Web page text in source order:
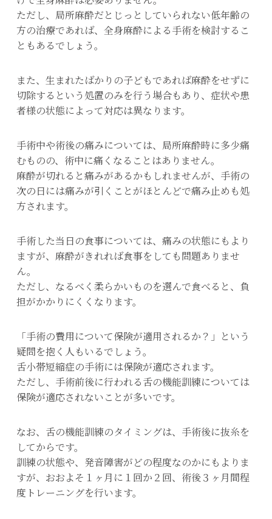
ただし、局所麻酔だとじっとしていられない低年齢の
方の治療であれば、全身麻酔による手術を検討するこ
ともあるでしょう。
また、生まれたばかりの子どもであれば麻酔をせずに
切除するという処置のみを行う場合もあり、症状や患
者様の状態によって対応は異なります。
手術中や術後の痛みについては、局所麻酔時に多少痛
むものの、術中に痛くなることはありません。
麻酔が切れると痛みがあるかもしれませんが、手術の
次の日には痛みが引くことがほとんどで痛み止めも処
方されます。
手術した当日の食事については、痛みの状態にもより
ますが、麻酔がきれれば食事をしても問題ありませ
ん。
ただし、なるべく柔らかいものを選んで食べると、負
担がかかりにくくなります。
「手術の費用について保険が適用されるか？」という
疑問を抱く人もいるでしょう。
舌小帯短縮症の手術には保険が適応されます。
ただし、手術前後に行われる舌の機能訓練については
保険が適応されないことが多いです。
なお、舌の機能訓練のタイミングは、手術後に抜糸を
してからです。
訓練の状態や、発音障害がどの程度なのかにもよりま
すが、おおよそ１ヶ月に１回か２回、術後３ヶ月間程
度トレーニングを行います。